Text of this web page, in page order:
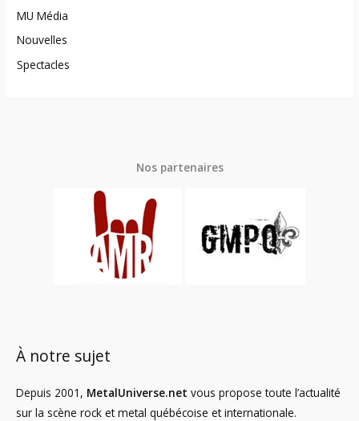
MU Média
Nouvelles
Spectacles
Nos partenaires
À notre sujet
Depuis 2001, MetalUniverse.net vous propose toute l’actualité
sur la scène rock et metal québécoise et internationale.